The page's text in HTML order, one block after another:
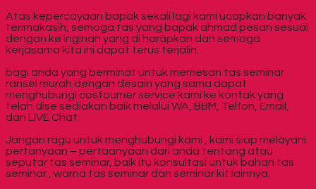
Atas kepercayaan bapak sekali lagi kami ucapkan banyak
terimakasih, semoga tas yang bapak ahmad pesan sesuai
dengan ke inginan yang di harapkan dan semoga
kerjasama kita ini dapat terus terjalin.
bagi anda yang berminat untuk memesan tas seminar
ransel murah dengan desain yang sama dapat
menghubungi costoumer service kami ke kontak yang
telah dise sediakan baik melalui WA, BBM, Telfon, Email,
dan LIVE Chat.
Jangan ragu untuk menghubungi kami , kami siap melayani
pertanyaan – pertaanyaan dari anda tentang atau
seputar tas seminar, baik itu konsultasi untuk bahan tas
seminar , warna tas seminar dan seminar kit lainnya.